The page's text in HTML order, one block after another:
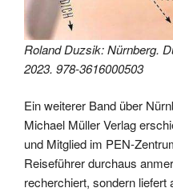
Roland Duzsik: Nürnberg.
2023. 978-3616000503
Ein weiterer Band über
Michael Müller Verlag
und Mitglied im PEN-
Reiseführer durchaus
recherchiert, sondern